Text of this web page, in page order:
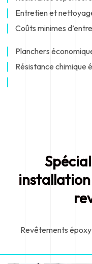
Entretien et
Coûts minimes
Planchers
Résistance chimique
Revêtements